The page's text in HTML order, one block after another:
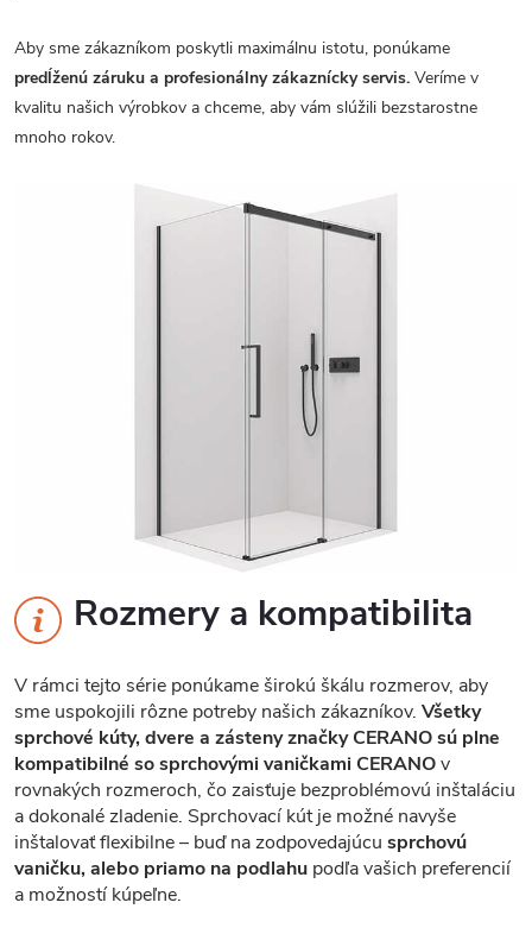
Aby sme zákazníkom poskytli maximálnu istotu, ponúkame
predĺženú záruku a profesionálny zákaznícky servis. Veríme v
kvalitu našich výrobkov a chceme, aby vám slúžili bezstarostne
mnoho rokov.
Rozmery a kompatibilita
V rámci tejto série ponúkame širokú škálu rozmerov, aby
sme uspokojili rôzne potreby našich zákazníkov. Všetky
sprchové kúty, dvere a zásteny značky CERANO sú plne
kompatibilné so sprchovými vaničkami CERANOv
rovnakých rozmeroch, čo zaisťuje bezproblémovú inštaláciu
a dokonalé zladenie. Sprchovací kút je možné navyše
inštalovať flexibilne – buď na zodpovedajúcu sprchovú
vaničku, alebo priamo na podlahu podľa vašich preferencií
a možností kúpeľne.